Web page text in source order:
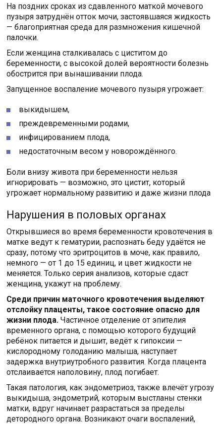
На поздних сроках из сдавленного маткой мочевого
пузыря затруднён отток мочи, застоявшаяся жидкость
— благоприятная среда для размножения кишечной
палочки.
Если женщина сталкивалась с циститом до
беременности, с высокой долей вероятности болезнь
обострится при вынашивании плода.
Запущенное воспаление мочевого пузыря угрожает:
выкидышем,
преждевременными родами,
инфицированием плода,
недостаточным весом у новорождённого.
Боли внизу живота при беременности нельзя
игнорировать — возможно, это цистит, который
угрожает нормальному развитию и даже жизни плода
Нарушения в половых органах
Открывшиеся во время беременности кровотечения в
матке ведут к гематурии, распознать беду удаётся не
сразу, потому что эритроцитов в моче, как правило,
немного — от 1 до 15 единиц, и цвет жидкости не
меняется. Только серия анализов, которые сдаст
женщина, укажут на проблему.
Среди причин маточного кровотечения выделяют
отслойку плаценты, такое состояние опасно для
жизни плода.Частичное отделение от эпителия
временного органа, с помощью которого будущий
ребёнок питается и дышит, ведёт к гипоксии —
кислородному голоданию малыша, наступает
задержка внутриутробного развития. Когда плацента
отслаивается наполовину, плод погибает.
Такая патология, как эндометриоз, также влечёт угрозу
выкидыша, эндометрий, которым выстланы стенки
матки, вдруг начинает разрастаться за пределы
детородного органа. Возникают очаги воспалений,